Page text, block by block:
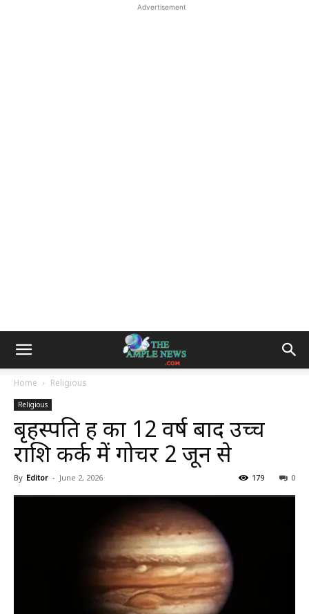
Advertisement
Home Religious
Religious
बृहस्पति ग्रह का 12 वर्ष बाद उच्च
राशि कर्क में गोचर 2 जून से
By Editor - June 2, 2026 0
179